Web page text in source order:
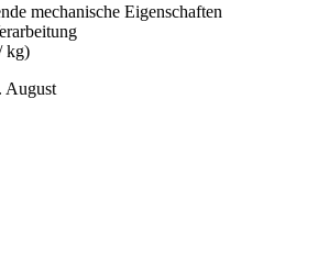
mechanische Eigenschaften
kg)
August